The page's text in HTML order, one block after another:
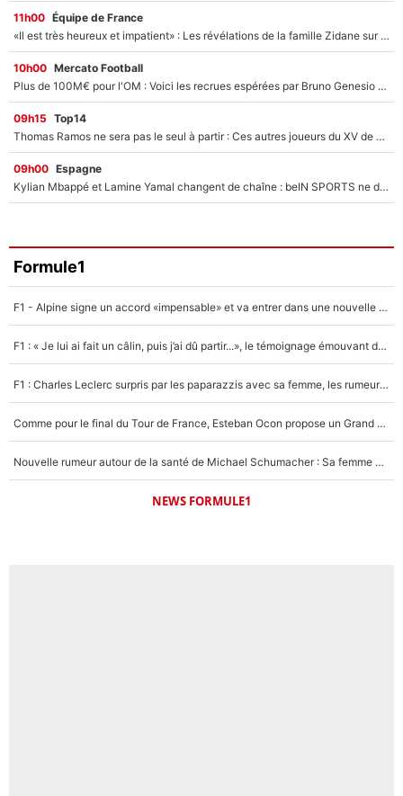
11h00 Équipe de France
«Il est très heureux et impatient» : Les révélations de la famille Zidane sur sa prise de pouvoir en équipe de France !
10h00 Mercato Football
Plus de 100M€ pour l'OM : Voici les recrues espérées par Bruno Genesio et Grégory Lorenzi après l’opération dégraissage
09h15 Top14
Thomas Ramos ne sera pas le seul à partir : Ces autres joueurs du XV de France pourraient aussi quitter le Stade Toulousain, un club de Top 14 est déjà sur les rangs
09h00 Espagne
Kylian Mbappé et Lamine Yamal changent de chaîne : beIN SPORTS ne digère pas cette décision historique et prédit un fiasco pour la Liga
Formule1
F1 - Alpine signe un accord «impensable» et va entrer dans une nouvelle dimension : Grande nouvelle pour Pierre Gasly !
F1 : « Je lui ai fait un câlin, puis j’ai dû partir...», le témoignage émouvant de Max Verstappen sur sa fille
F1 : Charles Leclerc surpris par les paparazzis avec sa femme, les rumeurs étaient vraies !
Comme pour le final du Tour de France, Esteban Ocon propose un Grand Prix de Formule 1 à Paris : «Autour de l’Arc de Triomphe, ce serait génial» !
Nouvelle rumeur autour de la santé de Michael Schumacher : Sa femme Corinna sort du silence
NEWS FORMULE1